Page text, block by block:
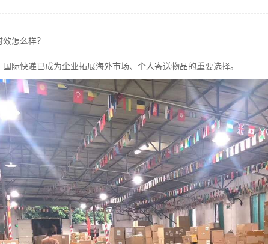
怎么样？
际快递已成为企业拓展海外市场、个人寄送物品的重要选择。